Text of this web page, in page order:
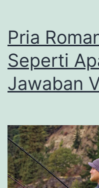
Pria
Seperti
Jawaban